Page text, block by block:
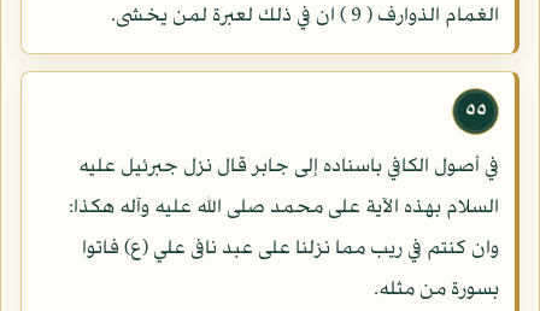
الغمام الذوارف ( 9 ) ان في ذلك لعبرة لمن يخشى.
٥٥
في أصول الكافي باسناده إلى جابر قال نزل جبرئيل عليه
السلام بهذه الآية على محمد صلى الله عليه وآله هكذا:
وان كنتم في ريب مما نزلنا على عبد نافى علي (ع) فاتوا
بسورة من مثله.